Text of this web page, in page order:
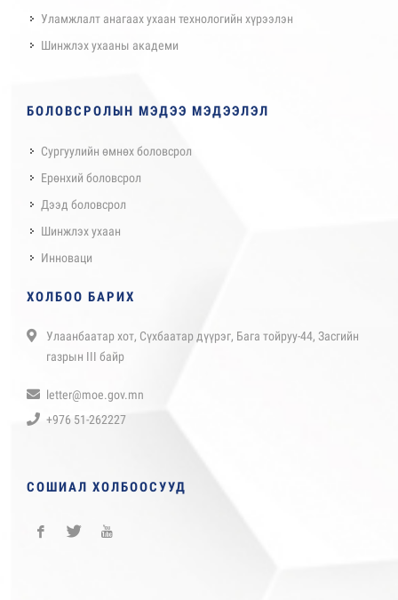
Уламжлалт анагаах ухаан технологийн хүрээлэн
Шинжлэх ухааны академи
БОЛОВСРОЛЫН МЭДЭЭ МЭДЭЭЛЭЛ
Сургуулийн өмнөх боловсрол
Ерөнхий боловсрол
Дээд боловсрол
Шинжлэх ухаан
Инноваци
ХОЛБОО БАРИХ
Улаанбаатар хот, Сүхбаатар дүүрэг, Бага тойруу-44, Засгийн
газрын III байр
letter@moe.gov.mn
+976 51-262227
СОШИАЛ ХОЛБООСУУД